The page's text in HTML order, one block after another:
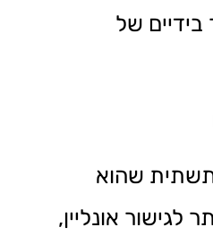
של
שהוא
לגישור אונליין,